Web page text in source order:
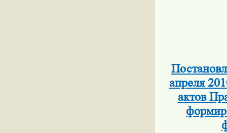
апреля
актов